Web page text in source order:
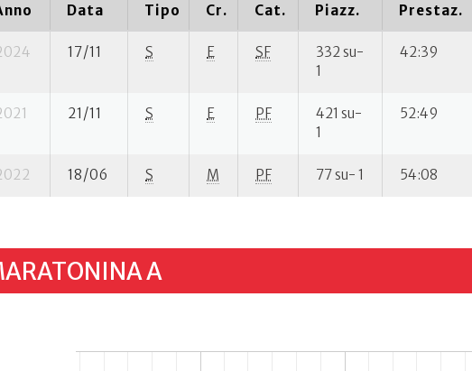
Data Tipo Cr. Cat. Piazz. Prestaz.
17/11 S E SF
332 su-
1
42:39
21/11 S E PF
421 su-
1
52:49
18/06 S M PF 77 su- 1 54:08
A